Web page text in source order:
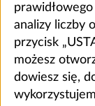
analizy liczby
przycisk
możesz
dowiesz się,